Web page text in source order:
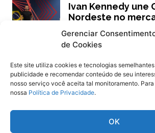
Gerenciar
de Cookies
Este site utiliza cookies e tecnologias
publicidade e recomendar conteúdo de seu
nosso serviço você aceita tal monitoramento.
nossa Política de Privacidade.
OK
Ivan Kennedy une
Nordeste no
imobiliário
SigaOeste Goiano